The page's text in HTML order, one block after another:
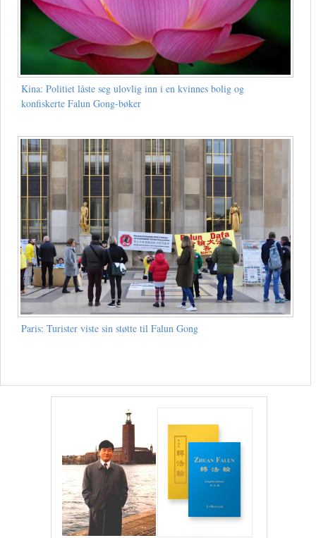
Kina: Politiet låste seg ulovlig inn i en kvinnes bolig og
konfiskerte Falun Gong-bøker
Paris: Turister viste sin støtte til Falun Gong